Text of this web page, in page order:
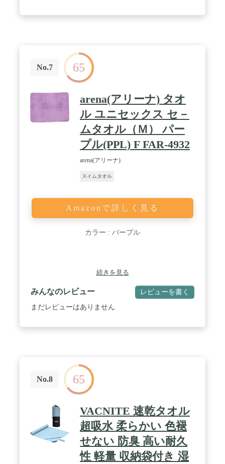
No.7 65
arena(アリーナ) タオ
ル ユニセックス セ－
ムタオル（Ｍ） パー
プル(PPL) F FAR-4932
arena(アリーナ)
スイムタオル
Amazonで詳しく見る
カラー : パープル
続きを見る
みんなのレビュー レビューを書く
まだレビューはありません
No.8 65
VACNITE 速乾タオル
超吸水 柔らかい 色褪
せない 防臭 高い耐久
性 軽量 収納袋付き 湿